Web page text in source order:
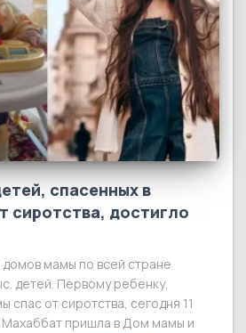
спасенных в
сиротства, достигло
мамы по всей стране
детей. Первому ребенку,
от сиротства, сегодня 11
пришла в Дом мамы и